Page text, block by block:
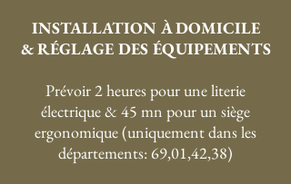
INSTALLATION À DOMICILE
& RÉGLAGE DES ÉQUIPEMENTS
Prévoir 2 heures pour une literie
électrique & 45 mn pour un siège
ergonomique (uniquement dans les
départements: 69,01,42,38)